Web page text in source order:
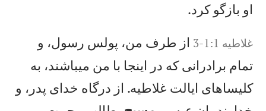
او بازگو كرد.
غلاطيه 1:1-3
از طرف من، پولس رسول، و
تمام برادرانی كه در اينجا با من میباشند، به
كليساهای ايالت غلاطيه. از درگاه خدای پدر، و